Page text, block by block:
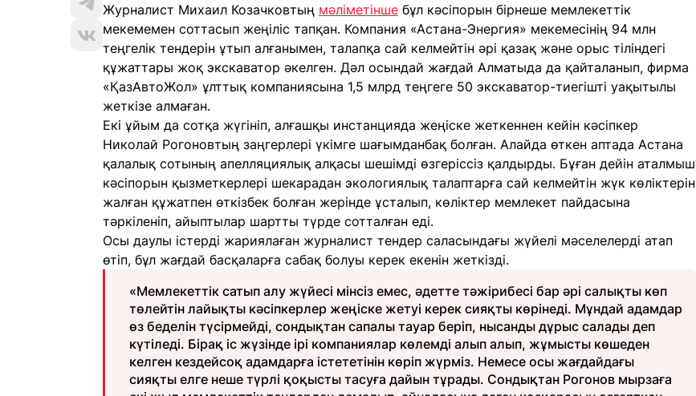
Журналист Михаил Козачковтың мәліметінше бұл кәсіпорын бірнеше мемлекеттік
мекемемен соттасып жеңіліс тапқан. Компания «Астана-Энергия» мекемесінің 94 млн
теңгелік тендерін ұтып алғанымен, талапқа сай келмейтін әрі қазақ және орыс тіліндегі
құжаттары жоқ экскаватор әкелген. Дәл осындай жағдай Алматыда да қайталанып, фирма
«ҚазАвтоЖол» ұлттық компаниясына 1,5 млрд теңгеге 50 экскаватор-тиегішті уақытылы
жеткізе алмаған.
Екі ұйым да сотқа жүгініп, алғашқы инстанцияда жеңіске жеткеннен кейін кәсіпкер
Николай Рогоновтың заңгерлері үкімге шағымданбақ болған. Алайда өткен аптада Астана
қалалық сотының апелляциялық алқасы шешімді өзгеріссіз қалдырды. Бұған дейін аталмыш
кәсіпорын қызметкерлері шекарадан экологиялық талаптарға сай келмейтін жүк көліктерін
жалған құжатпен өткізбек болған жерінде ұсталып, көліктер мемлекет пайдасына
тәркіленіп, айыптылар шартты түрде сотталған еді.
Осы даулы істерді жариялаған журналист тендер саласындағы жүйелі мәселелерді атап
өтіп, бұл жағдай басқаларға сабақ болуы керек екенін жеткізді.
«Мемлекеттік сатып алу жүйесі мінсіз емес, әдетте тәжірибесі бар әрі салықты көп
төлейтін лайықты кәсіпкерлер жеңіске жетуі керек сияқты көрінеді. Мұндай адамдар
өз беделін түсірмейді, сондықтан сапалы тауар беріп, нысанды дұрыс салады деп
күтіледі. Бірақ іс жүзінде ірі компаниялар көлемді алып алып, жұмысты көшеден
келген кездейсоқ адамдарға істететінін көріп жүрміз. Немесе осы жағдайдағы
сияқты елге неше түрлі қоқысты тасуға дайын тұрады. Сондықтан Рогонов мырзаға